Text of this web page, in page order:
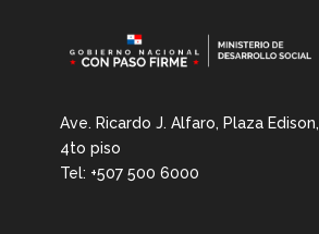
Ave. Ricardo J. Alfaro, Plaza Edison,
4to piso
Tel: +507 500 6000